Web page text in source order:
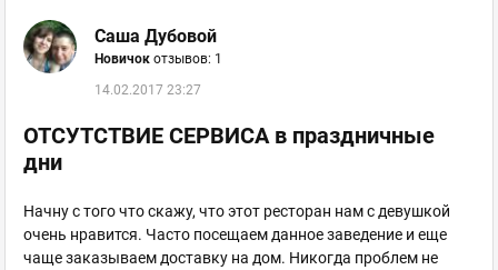
Саша Дубовой
Новичок отзывов: 1
14.02.2017 23:27
ОТСУТСТВИЕ СЕРВИСА в праздничные
дни
Начну с того что скажу, что этот ресторан нам с девушкой
очень нравится. Часто посещаем данное заведение и еще
чаще заказываем доставку на дом. Никогда проблем не